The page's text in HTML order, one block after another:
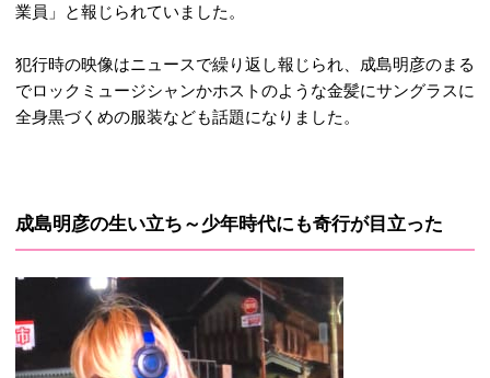
業員」と報じられていました。
犯行時の映像はニュースで繰り返し報じられ、成島明彦のまる
でロックミュージシャンかホストのような金髪にサングラスに
全身黒づくめの服装なども話題になりました。
成島明彦の生い立ち～少年時代にも奇行が目立った